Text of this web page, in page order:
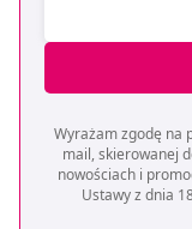
Wyrażam zgodę na
mail, skierowanej
nowościach i
Ustawy z dnia